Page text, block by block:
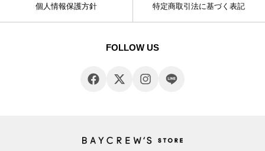
個人情報保護方針 特定商取引法に基づく表記
FOLLOW US